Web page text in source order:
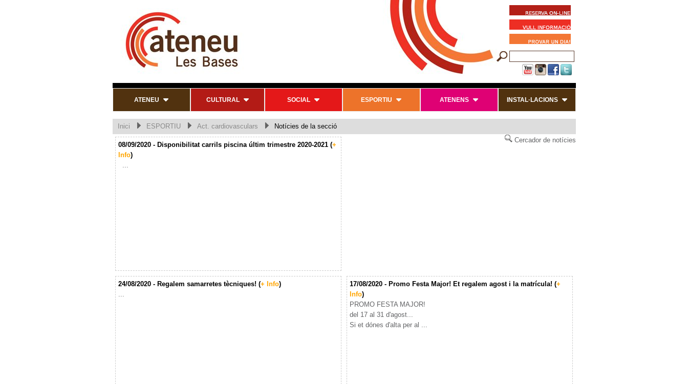
ATENEU CULTURAL SOCIAL ESPORTIU ATENENS INSTAL·LACIONS
Inici ESPORTIU Act. cardiovasculars
Notícies de la secció
Cercador de notícies
08/09/2020 - Disponibilitat carrils piscina últim trimestre 2020-2021 (+
Info)
...
24/08/2020 - Regalem samarretes tècniques! (+ Info)
...
17/08/2020 - Promo Festa Major! Et regalem agost i la matrícula! (+
Info)
PROMO FESTA MAJOR!
del 17 al 31 d'agost...
Si et dónes d'alta per al ...